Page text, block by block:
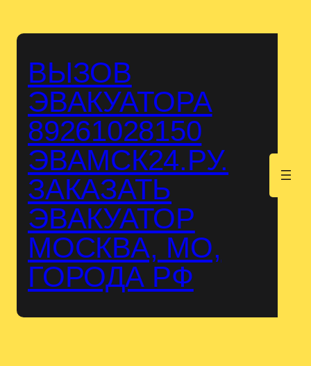
ВЫЗОВ
ЭВАКУАТОРА
89261028150
ЭВАМСК24.РУ.
ЗАКАЗАТЬ
ЭВАКУАТОР
МОСКВА, МО,
ГОРОДА РФ